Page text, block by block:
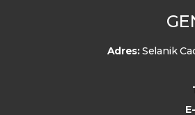
Adres:Selanik